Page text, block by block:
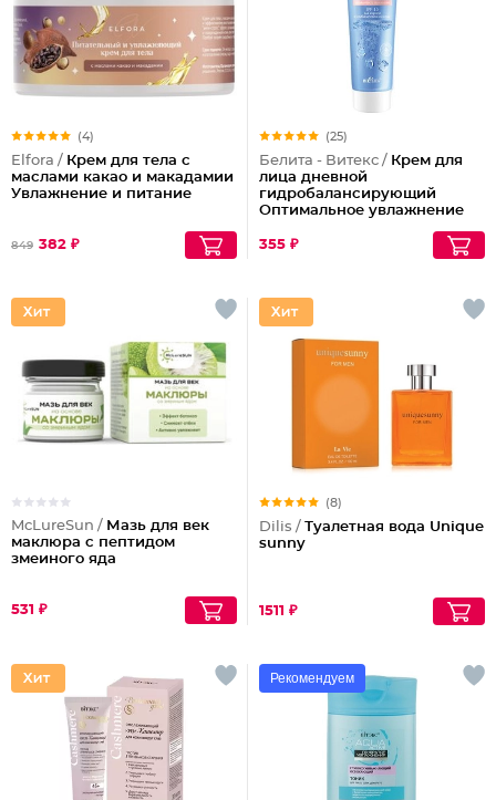
(4)
Elfora / Крем для тела с
маслами какао и макадамии
Увлажнение и питание
849 382 ₽
(25)
Белита - Витекс / Крем для
лица дневной
гидробалансирующий
Оптимальное увлажнение
комбинированной кожи
355 ₽
McLureSun / Мазь для век
маклюра с пептидом
змеиного яда
531 ₽
(8)
Dilis / Туалетная вода Unique
sunny
1511 ₽
Рекомендуем